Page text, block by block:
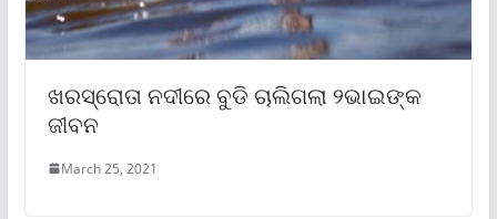
ଖରସ୍ରୋତା ନଦୀରେ ବୁଡି ଚାଲିଗଲା ୨ଭାଇଙ୍କ
ଜୀବନ
March 25, 2021